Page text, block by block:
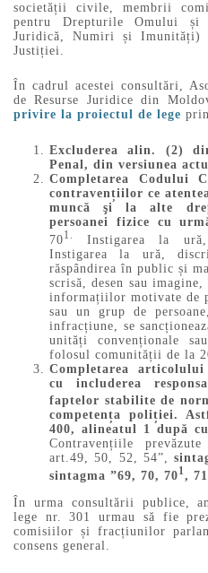
societății civile, membrii
pentru Drepturile Omului și
Juridică, Numiri și Imunități)
Justiției.
În cadrul acestei consultări,
de Resurse Juridice din
privire la proiectul de lege
Excluderea alin. (2)
Penal, din versiunea
Completarea Codului
contravențiilor ce
muncă şi la alte
persoanei fizice cu
701. Instigarea la
Instigarea la ură,
răspândirea în public și
scrisă, desen sau
informațiilor motivate de
sau un grup de
infracțiune, se
unități convenționale
folosul comunității de la
Completarea
cu includerea
faptelor stabilite de
competența poliției.
400, alineatul 1 după
Contravențiile
art.49, 50, 52, 54”,
sintagma ”69, 70, 701,
În urma consultării publice,
lege nr. 301 urmau să fie
comisiilor și fracțiunilor
consens general.